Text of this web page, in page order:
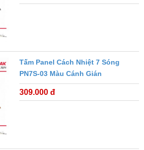
Tấm Panel Cách Nhiệt 7 Sóng
PN7S-03 Màu Cánh Gián
309.000 đ